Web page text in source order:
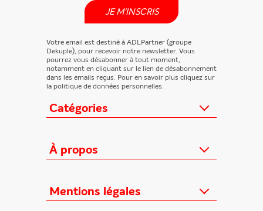
Catégories
Loisirs/Culture
TV/Vie pratique
À propos
Qui sommes-nous ?
Mentions légales
JE M'INSCRIS
Votre email est destiné à ADLPartner (groupe
Dekuple), pour recevoir notre newsletter. Vous
pourrez vous désabonner à tout moment,
notamment en cliquant sur le lien de désabonnement
dans les emails reçus. Pour en savoir plus cliquez sur
la politique de données personnelles.